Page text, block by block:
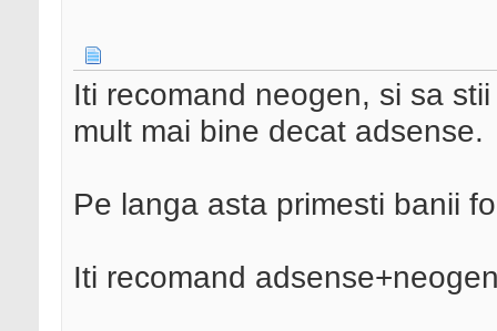
Iti recomand neogen, si sa
mult mai bine decat adsense.
Pe langa asta primesti banii
Iti recomand